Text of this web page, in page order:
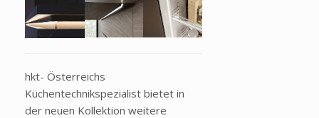
hkt- Österreichs
Küchentechnikspezialist bietet in
der neuen Kollektion weitere